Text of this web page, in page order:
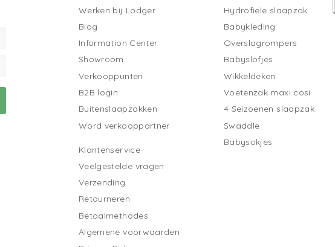
Werken bij Lodger
Blog
Information Center
Showroom
Verkooppunten
B2B login
Buitenslaapzakken
Word verkooppartner
Klantenservice
Veelgestelde vragen
Verzending
Retourneren
Betaalmethodes
Algemene voorwaarden
Hydrofiele slaapzak
Babykleding
Overslagrompers
Babyslofjes
Wikkeldeken
Voetenzak maxi cosi
4 Seizoenen slaapzak
Swaddle
Babysokjes